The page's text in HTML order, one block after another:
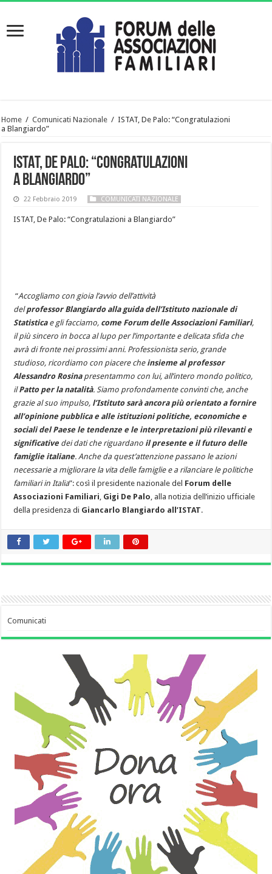
Home / Comunicati Nazionale / ISTAT, De Palo: “Congratulazioni
a Blangiardo”
ISTAT, De Palo: “Congratulazioni
a Blangiardo”
22 Febbraio 2019 COMUNICATI NAZIONALE
ISTAT, De Palo: “Congratulazioni a Blangiardo”
“Accogliamo con gioia l’avvio dell’attività
delprofessor Blangiardo alla guida dell’Istituto nazionale di
Statisticae gli facciamo, come Forum delle Associazioni Familiari,
il più sincero in bocca al lupo per l’importante e delicata sfida che
avrà di fronte nei prossimi anni. Professionista serio, grande
studioso, ricordiamo con piacere che insieme al professor
Alessandro Rosinapresentammo con lui, all’intero mondo politico,
ilPatto per la natalità. Siamo profondamente convinti che, anche
grazie al suo impulso, l’Istituto sarà ancora più orientato a fornire
all’opinione pubblica e alle istituzioni politiche, economiche e
sociali del Paese le tendenze e le interpretazioni più rilevanti e
significative dei dati che riguardano il presente e il futuro delle
famiglie italiane. Anche da quest’attenzione passano le azioni
necessarie a migliorare la vita delle famiglie e a rilanciare le politiche
familiari in Italia”: così il presidente nazionale del Forum delle
Associazioni Familiari Gigi De Palo , alla notizia dell’inizio ufficiale
della presidenza di Giancarlo Blangiardo all’ISTAT.
Comunicati